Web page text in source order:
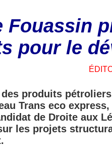
Fouassin
pour le
produits
Trans eco
de Droite aux
les projets